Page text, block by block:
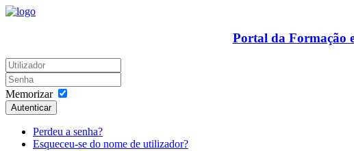
Portal da Formação
Memorizar
Autenticar
Perdeu a senha?
Esqueceu-se do nome de utilizador?